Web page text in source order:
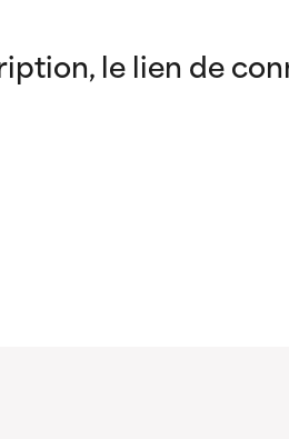
le lien de